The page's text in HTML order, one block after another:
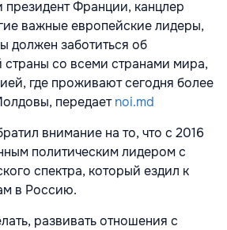
Франции, канцлер
важные европейские лидеры,
должен заботиться об
со всеми странами мира,
где проживают сегодня более
передаетnoi.md
внимание на то, что с 2016
политическим лидером с
спектра, который ездил к
в Россию.
развивать отношения с